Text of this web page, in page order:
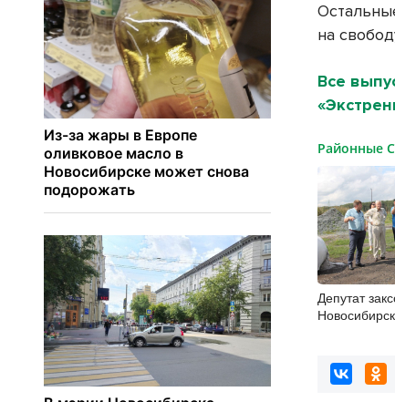
на
Все
Районные
Депутат